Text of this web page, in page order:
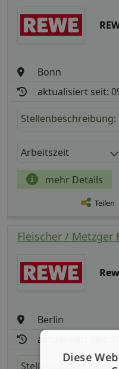
Bonn
aktualisiert seit:
Stellenbeschreibung:
Arbeitszeit
mehr Details
Teilen
Fleischer / Metzger
Berlin
aktualisiert seit:
Stellenbeschreibung:
Diese